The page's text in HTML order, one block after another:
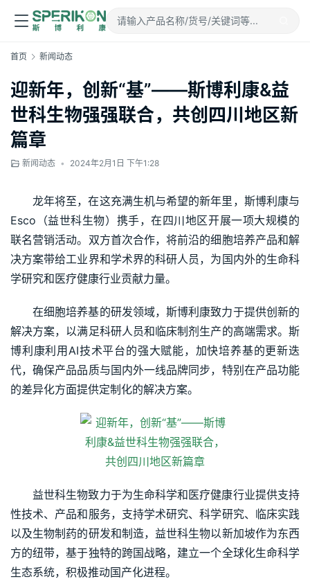
首页 新闻动态
迎新年，创新“基”——斯博利康&益
世科生物强强联合，共创四川地区新
篇章
新闻动态 • 2024年2月1日 下午1:28
龙年将至，在这充满生机与希望的新年里，斯博利康与
Esco（益世科生物）携手，在四川地区开展一项大规模的
联名营销活动。双方首次合作，将前沿的细胞培养产品和解
决方案带给工业界和学术界的科研人员，为国内外的生命科
学研究和医疗健康行业贡献力量。
在细胞培养基的研发领域，斯博利康致力于提供创新的
解决方案，以满足科研人员和临床制剂生产的高端需求。斯
博利康利用AI技术平台的强大赋能，加快培养基的更新迭
代，确保产品品质与国内外一线品牌同步，特别在产品功能
的差异化方面提供定制化的解决方案。
益世科生物致力于为生命科学和医疗健康行业提供支持
性技术、产品和服务，支持学术研究、科学研究、临床实践
以及生物制药的研发和制造，益世科生物以新加坡作为东西
方的纽带，基于独特的跨国战略，建立一个全球化生命科学
生态系统，积极推动国产化进程。